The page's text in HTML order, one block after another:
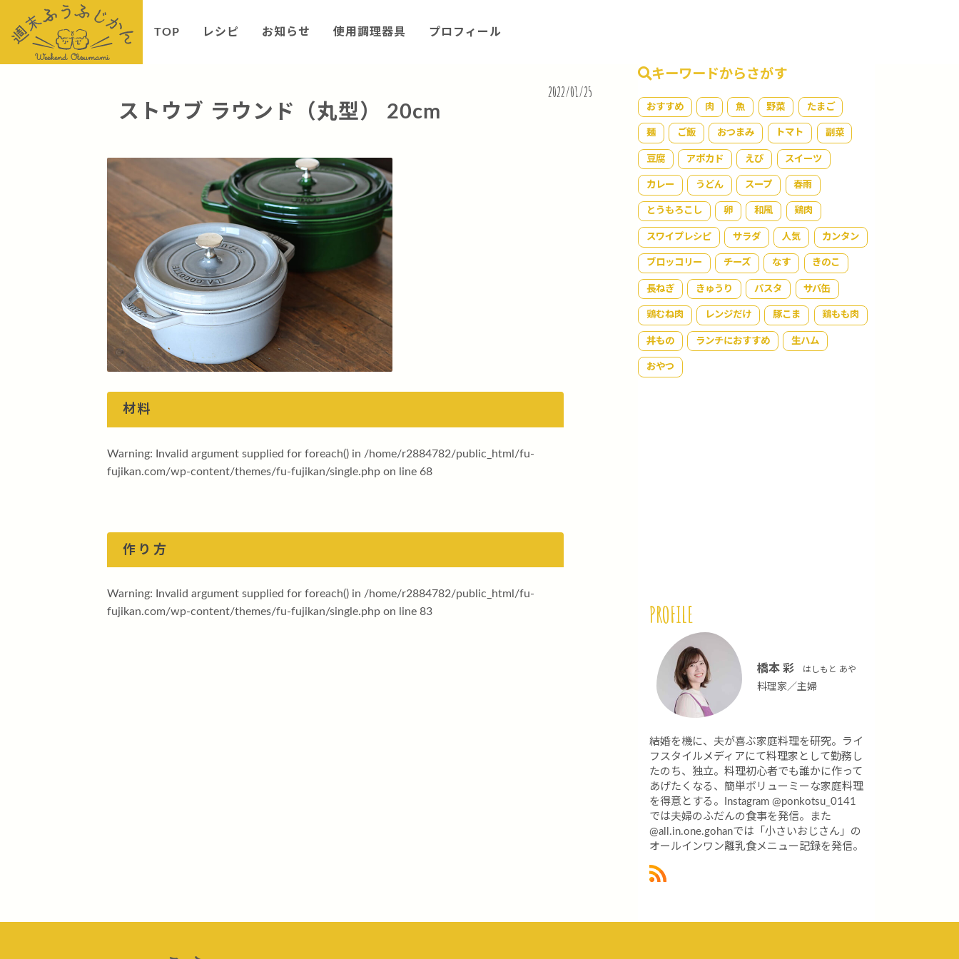
TOP レシピ お知らせ 使用調理器具 プロフィール
2022/01/25
ストウブ ラウンド（丸型） 20cm
材料
Warning: Invalid argument supplied for foreach() in /home/r2884782/public_html/fu-
fujikan.com/wp-content/themes/fu-fujikan/single.php on line 68
作り方
Warning: Invalid argument supplied for foreach() in /home/r2884782/public_html/fu-
fujikan.com/wp-content/themes/fu-fujikan/single.php on line 83
キーワードからさがす
おすすめ 肉 魚 野菜 たまご
麺 ご飯 おつまみ トマト 副菜
豆腐 アボカド えび スイーツ
カレー うどん スープ 春雨
とうもろこし 卵 和風 鶏肉
スワイプレシピ サラダ 人気 カンタン
ブロッコリー チーズ なす きのこ
長ねぎ きゅうり パスタ サバ缶
鶏むね肉 レンジだけ 豚こま 鶏もも肉
丼もの ランチにおすすめ 生ハム
おやつ
PROFILE
橋本 彩はしもと あや
料理家／主婦
結婚を機に、夫が喜ぶ家庭料理を研究。ライ
フスタイルメディアにて料理家として勤務し
たのち、独立。料理初心者でも誰かに作って
あげたくなる、簡単ボリューミーな家庭料理
を得意とする。Instagram @ponkotsu_0141
では夫婦のふだんの食事を発信。また
@all.in.one.gohanでは「小さいおじさん」の
オールインワン離乳食メニュー記録を発信。